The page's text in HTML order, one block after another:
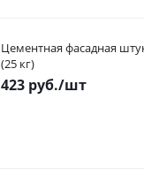
Цементная фасадная
(25 кг)
423 руб./шт